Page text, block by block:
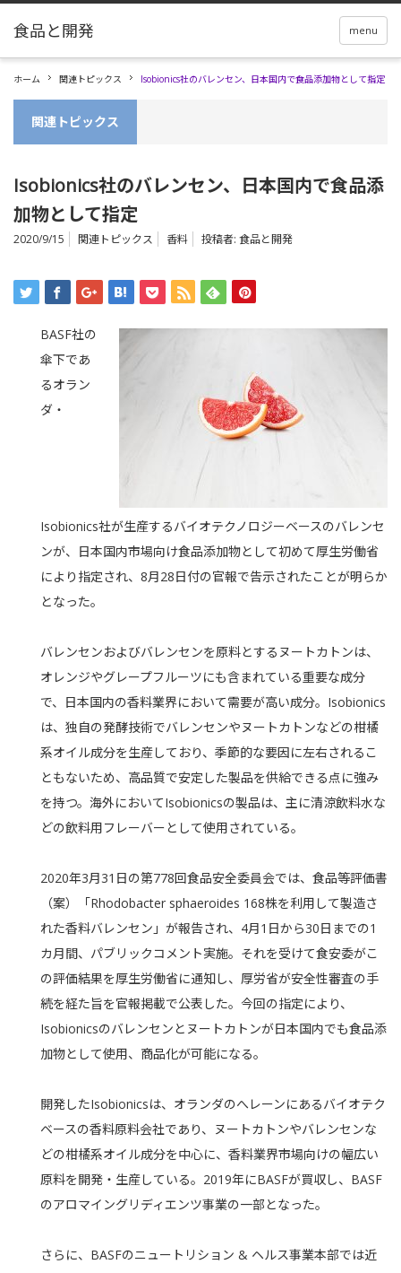
menu
ホーム 関連トピックス Isobionics社のバレンセン、日本国内で食品添加物として指定
関連トピックス
Isobionics社のバレンセン、日本国内で食品添
加物として指定
2020/9/15 関連トピックス 香料 投稿者: 食品と開発
BASF社の
傘下であ
るオラン
ダ・
Isobionics社が生産するバイオテクノロジーベースのバレンセ
ンが、日本国内市場向け食品添加物として初めて厚生労働省
により指定され、8月28日付の官報で告示されたことが明らか
となった。
バレンセンおよびバレンセンを原料とするヌートカトンは、
オレンジやグレープフルーツにも含まれている重要な成分
で、日本国内の香料業界において需要が高い成分。Isobionics
は、独自の発酵技術でバレンセンやヌートカトンなどの柑橘
系オイル成分を生産しており、季節的な要因に左右されるこ
ともないため、高品質で安定した製品を供給できる点に強み
を持つ。海外においてIsobionicsの製品は、主に清涼飲料水な
どの飲料用フレーバーとして使用されている。
2020年3月31日の第778回食品安全委員会では、食品等評価書
（案）「Rhodobacter sphaeroides 168株を利用して製造さ
れた香料バレンセン」が報告され、4月1日から30日までの1
カ月間、パブリックコメント実施。それを受けて食安委がこ
の評価結果を厚生労働省に通知し、厚労省が安全性審査の手
続を経た旨を官報掲載で公表した。今回の指定により、
Isobionicsのバレンセンとヌートカトンが日本国内でも食品添
加物として使用、商品化が可能になる。
開発したIsobionicsは、オランダのへレーンにあるバイオテク
ベースの香料原料会社であり、ヌートカトンやバレンセンな
どの柑橘系オイル成分を中心に、香料業界市場向けの幅広い
原料を開発・生産している。2019年にBASFが買収し、BASF
のアロマイングリディエンツ事業の一部となった。
さらに、BASFのニュートリション & ヘルス事業本部では近